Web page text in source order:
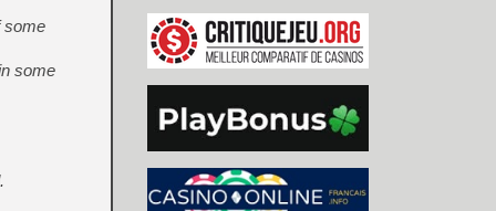
some
some